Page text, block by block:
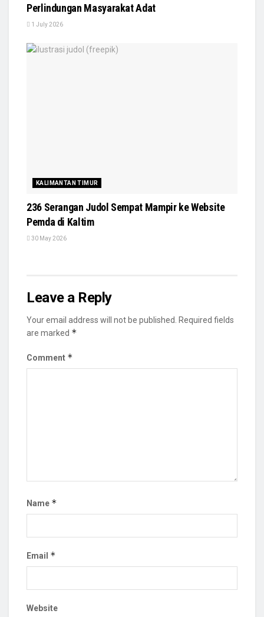
Perlindungan Masyarakat Adat
1 July 2026
KALIMANTAN TIMUR
236 Serangan Judol Sempat Mampir ke Website
Pemda di Kaltim
30 May 2026
Leave a Reply
Your email address will not be published.
Required fields
are marked *
Comment *
Name *
Email *
Website